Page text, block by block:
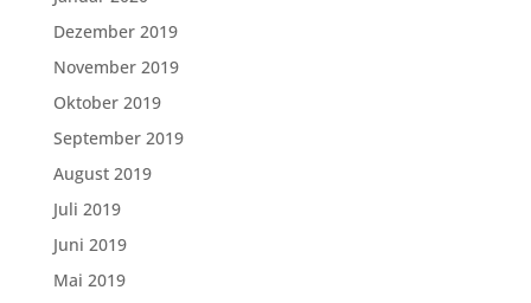
Dezember 2019
November 2019
Oktober 2019
September 2019
August 2019
Juli 2019
Juni 2019
Mai 2019